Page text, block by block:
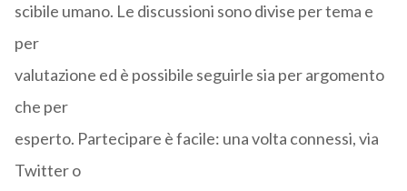
scibile umano. Le discussioni sono divise per tema e
per
valutazione ed è possibile seguirle sia per argomento
che per
esperto. Partecipare è facile: una volta connessi, via
Twitter o